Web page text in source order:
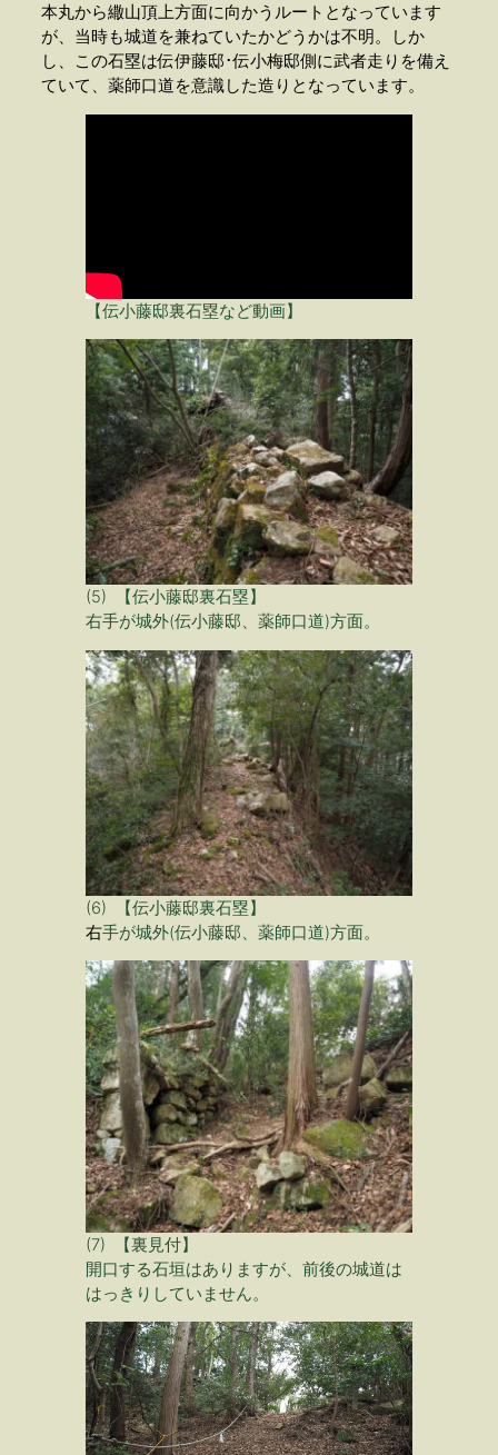
本丸から繖山頂上方面に向かうルートとなっています
が、当時も城道を兼ねていたかどうかは不明。しか
し、この石塁は伝伊藤邸･伝小梅邸側に武者走りを備え
ていて、薬師口道を意識した造りとなっています。
【伝小藤邸裏石塁など動画】
(5) 【伝小藤邸裏石塁】
右手が城外(伝小藤邸、薬師口道)方面。
(6) 【伝小藤邸裏石塁】
右手が城外(伝小藤邸、薬師口道)方面。
(7) 【裏見付】
開口する石垣はありますが、前後の城道は
はっきりしていません。